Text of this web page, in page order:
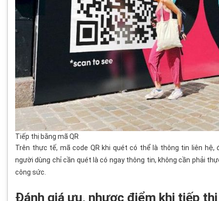
Tiếp thị bằng mã QR
Trên thực tế, mã code QR khi quét có thể là thông tin liên
người dùng chỉ cần quét là có ngay thông tin, không cần phải
công sức.
Đánh giá ưu, nhược điểm khi tiếp thị